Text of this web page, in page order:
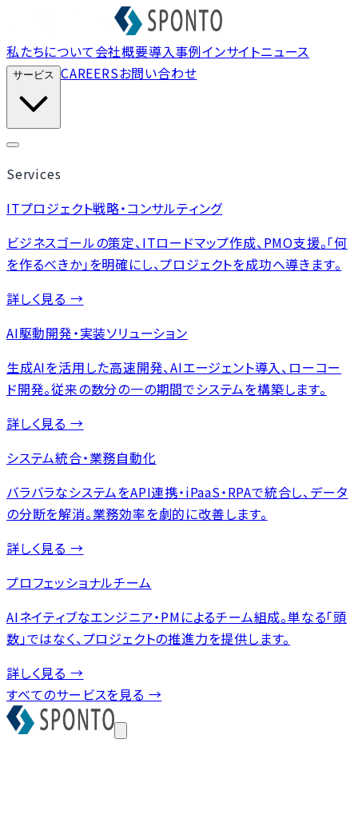
私たちについて会社概要導入事例インサイトニュース
サービス CAREERSお問い合わせ
Services
ITプロジェクト戦略・コンサルティング
ビジネスゴールの策定、ITロードマップ作成、PMO支援。「何
を作るべきか」を明確にし、プロジェクトを成功へ導きます。
詳しく見る →
AI駆動開発・実装ソリューション
生成AIを活用した高速開発、AIエージェント導入、ローコー
ド開発。従来の数分の一の期間でシステムを構築します。
詳しく見る →
システム統合・業務自動化
バラバラなシステムをAPI連携・iPaaS・RPAで統合し、データ
の分断を解消。業務効率を劇的に改善します。
詳しく見る →
プロフェッショナルチーム
AIネイティブなエンジニア・PMによるチーム組成。単なる「頭
数」ではなく、プロジェクトの推進力を提供します。
詳しく見る →
すべてのサービスを見る →